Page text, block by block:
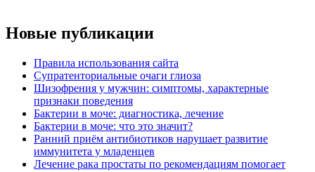
Новые публикации
Правила использования сайта
Супратенториальные очаги глиоза
Шизофрения у мужчин: симптомы, характерные
признаки поведения
Бактерии в моче: диагностика, лечение
Бактерии в моче: что это значит?
Ранний приём антибиотиков нарушает развитие
иммунитета у младенцев
Лечение рака простаты по рекомендациям помогает